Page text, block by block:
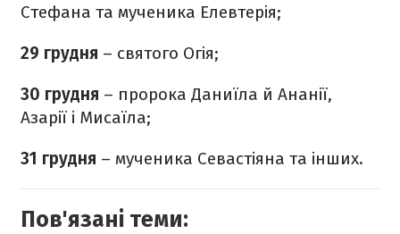
Стефана та мученика Елевтерія;
29 грудня – святого Огія;
30 грудня – пророка Даниїла й Ананії,
Азарії і Мисаїла;
31 грудня – мученика Севастіяна та інших.
Пов'язані теми: